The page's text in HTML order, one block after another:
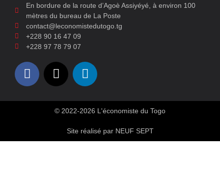
En bordure de la route d’Agoè Assiyéyé, à environ 100
mètres du bureau de La Poste
contact@leconomistedutogo.tg
+228 90 16 47 09
+228 97 78 79 07
© 2022-2026 L'économiste du Togo
Site réalisé par NEUF SEPT